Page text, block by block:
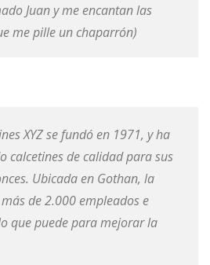
Juan y me encantan las
me pille un chaparrón)
XYZ se fundó en 1971, y ha
calcetines de calidad para sus
Ubicada en Gothan, la
de 2.000 empleados e
que puede para mejorar la